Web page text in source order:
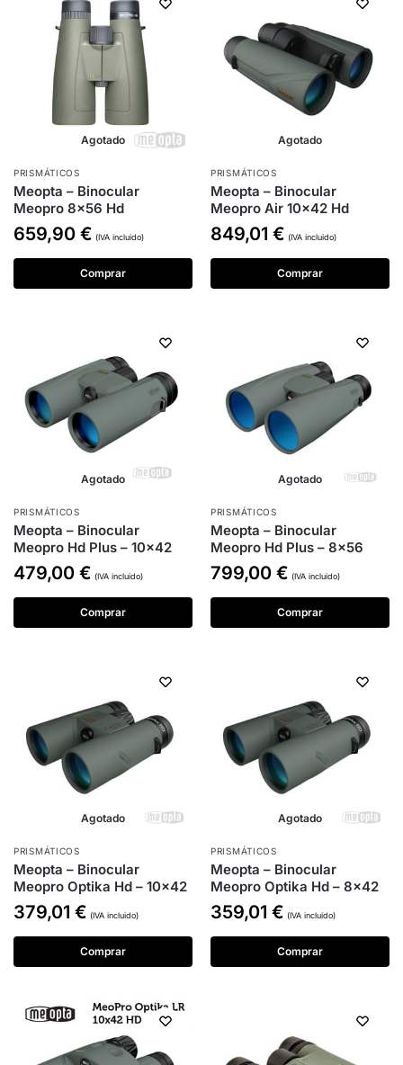
Agotado
PRISMÁTICOS
Meopta – Binocular
Meopro 8×56 Hd
659,90 € (IVA incluido)
Comprar
Agotado
PRISMÁTICOS
Meopta – Binocular
Meopro Air 10×42 Hd
849,01 € (IVA incluido)
Comprar
Agotado
PRISMÁTICOS
Meopta – Binocular
Meopro Hd Plus – 10×42
479,00 € (IVA incluido)
Comprar
Agotado
PRISMÁTICOS
Meopta – Binocular
Meopro Hd Plus – 8×56
799,00 € (IVA incluido)
Comprar
Agotado
PRISMÁTICOS
Meopta – Binocular
Meopro Optika Hd – 10×42
379,01 € (IVA incluido)
Comprar
Agotado
PRISMÁTICOS
Meopta – Binocular
Meopro Optika Hd – 8×42
359,01 € (IVA incluido)
Comprar